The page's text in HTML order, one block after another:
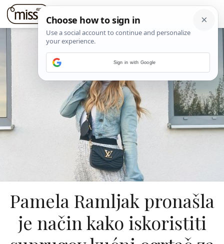
Pamela Ramljak pronašla
je način kako iskoristiti
Sign in with Google